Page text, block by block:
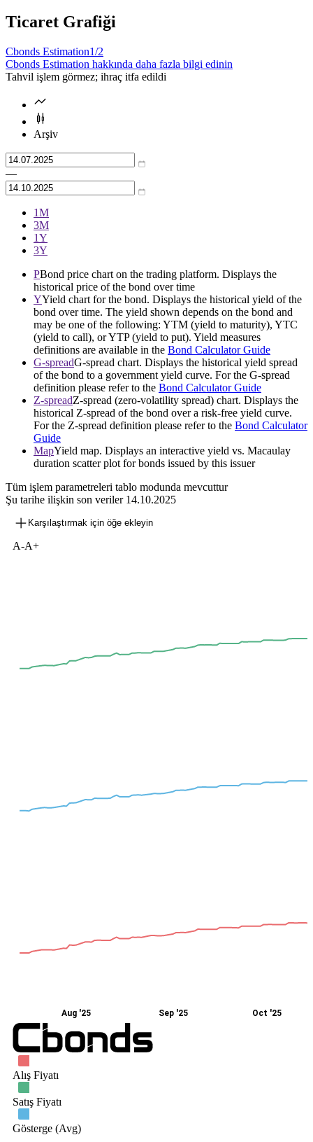
Ticaret Grafiği
Cbonds Estimation1/2
Cbonds Estimation hakkında daha fazla bilgi edinin
Tahvil işlem görmez; ihraç itfa edildi
Arşiv
—
1М
3М
1Y
3Y
PBond price chart on the trading platform. Displays the
historical price of the bond over time
YYield chart for the bond. Displays the historical yield of the
bond over time. The yield shown depends on the bond and
may be one of the following: YTM (yield to maturity), YTC
(yield to call), or YTP (yield to put). Yield measures
definitions are available in the Bond Calculator Guide
G-spreadG-spread chart. Displays the historical yield spread
of the bond to a government yield curve. For the G-spread
definition please refer to the Bond Calculator Guide
Z-spreadZ-spread (zero-volatility spread) chart. Displays the
historical Z-spread of the bond over a risk-free yield curve.
For the Z-spread definition please refer to the Bond Calculator
Guide
MapYield map. Displays an interactive yield vs. Macaulay
duration scatter plot for bonds issued by this issuer
Tüm işlem parametreleri tablo modunda mevcuttur
Şu tarihe ilişkin son veriler 14.10.2025
Karşılaştırmak için öğe ekleyin